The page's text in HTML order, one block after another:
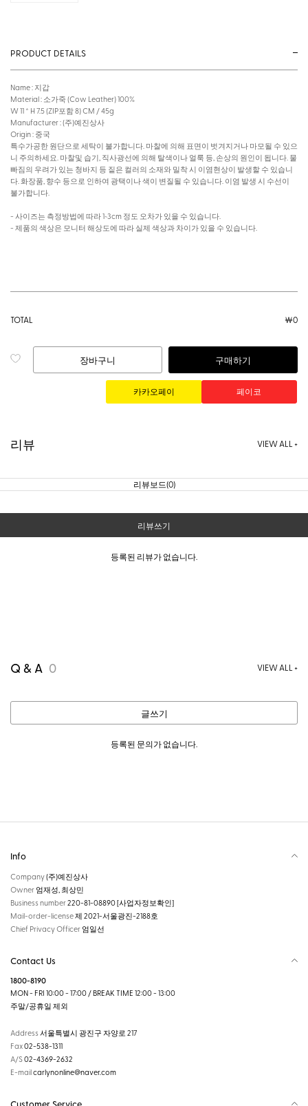
PRODUCT DETAILS
Name : 지갑
Material : 소가죽 (Cow Leather) 100%
W 11 * H 7.5 (ZIP포함 8) CM / 45g
Manufacturer : (주)예진상사
Origin : 중국
특수가공한 원단으로 세탁이 불가합니다. 마찰에 의해 표면이 벗겨지거나 마모될 수 있으
니 주의하세요. 마찰및 습기, 직사광선에 의해 탈색이나 얼룩 등, 손상의 원인이 됩니다. 물
빠짐의 우려가 있는 청바지 등 짙은 컬러의 소재와 밀착 시 이염현상이 발생할 수 있습니
다. 화장품, 향수 등으로 인하여 광택이나 색이 변질될 수 있습니다. 이염 발생 시 수선이
불가합니다.
- 사이즈는 측정방법에 따라 1~3cm 정도 오차가 있을 수 있습니다.
- 제품의 색상은 모니터 해상도에 따라 실제 색상과 차이가 있을 수 있습니다.
TOTAL ￦0
장바구니 구매하기
리뷰 VIEW ALL +
리뷰보드(0)
리뷰쓰기
등록된 리뷰가 없습니다.
Q & A 0 VIEW ALL +
글쓰기
등록된 문의가 없습니다.
Info
Company(주)예진상사
Owner 엄재성, 최상민
Business number220-81-08890[사업자정보확인]
Mail-order-license제 2021-서울광진-2188호
Chief Privacy Officer 엄일선
Contact Us
1800-8190
MON - FRI 10:00 - 17:00 / BREAK TIME 12:00 - 13:00
주말/공휴일 제외
Address서울특별시 광진구 자양로 217
Fax02-538-1311
A/S02-4369-2632
E-mailcarlynonline@naver.com
Customer Service